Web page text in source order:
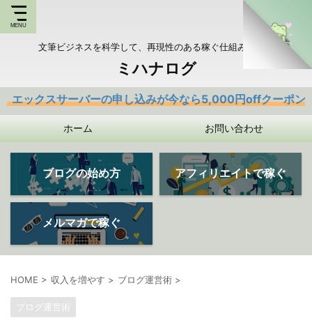
文筆ビジネスを科学して、再現性のある稼ぐ仕組みを持つ
ミハナログ
ーバーの申し込みが今なら5,000円offクーポンあり
ホーム お問い合わせ
ブログの始め方 アフィリエイトで稼ぐ
メルマガで稼ぐ
HOME > 収入を増やす > ブログ運営術 >
ブログ運営術